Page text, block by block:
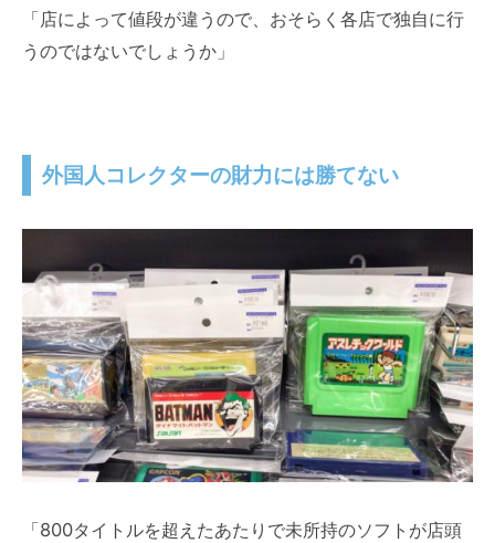
「店によって値段が違うので、おそらく各店で独自に行
うのではないでしょうか」
外国人コレクターの財力には勝てない
「800タイトルを超えたあたりで未所持のソフトが店頭